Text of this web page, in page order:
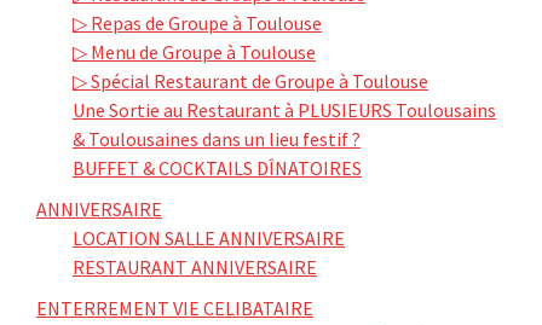
▷ Repas de Groupe à Toulouse
▷ Menu de Groupe à Toulouse
▷ Spécial Restaurant de Groupe à Toulouse
Une Sortie au Restaurant à PLUSIEURS Toulousains
& Toulousaines dans un lieu festif ?
BUFFET & COCKTAILS DÎNATOIRES
ANNIVERSAIRE
LOCATION SALLE ANNIVERSAIRE
RESTAURANT ANNIVERSAIRE
ENTERREMENT VIE CELIBATAIRE